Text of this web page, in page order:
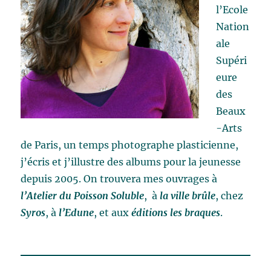
l’Ecole
Nation
ale
Supéri
eure
des
Beaux
-Arts
de Paris, un temps photographe plasticienne,
j’écris et j’illustre des albums pour la jeunesse
depuis 2005. On trouvera mes ouvrages à
l’Atelier du Poisson Soluble, àla ville brûle, chez
Syros, àl’Edune, et auxéditions les braques.